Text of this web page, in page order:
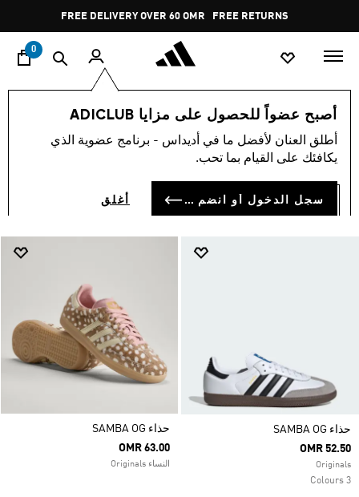
Pause
promotion
rotation
FREE RETURNS
0
أصبح عضواً للحصول على مزايا ADICLUB
أطلق العنان لأفضل ما في أديداس - برنامج عضوية الذي
يكافئك على القيام بما تحب.
سجل الدخول أو انضم الآن أغلق
الرجال
رجال
حذاء SAMBA OG
OMR 52.50
Originals
3 Colours
حذاء SAMBA OG
OMR 63.00
النساء Originals